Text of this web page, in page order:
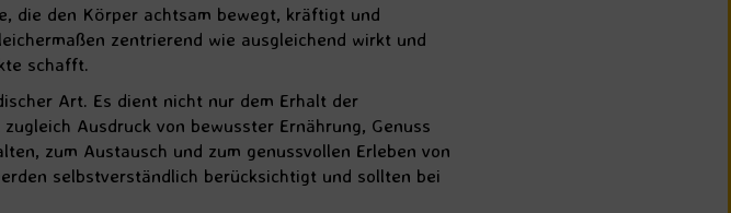
die den Körper achtsam bewegt, kräftigt und
zentrierend wie ausgleichend wirkt und
schafft.
Art. Es dient nicht nur dem Erhalt der
Ausdruck von bewusster Ernährung, Genuss
zum Austausch und zum genussvollen Erleben von
selbstverständlich berücksichtigt und sollten bei